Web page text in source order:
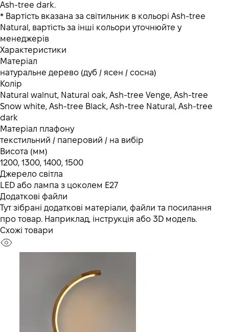
Аsh-tree dark.
* Вартість вказана за світильник в кольорі Аsh-tree
Natural, вартість за інші кольори уточнюйте у
менеджерів
Характеристики
Матеріал
натуральне дерево (дуб / ясен / сосна)
Колір
Natural walnut, Natural oak, Аsh-tree Venge, Аsh-tree
Snow white, Аsh-tree Black, Аsh-tree Natural, Аsh-tree
dark
Матеріал плафону
текстильний / паперовий / на вибір
Висота (мм)
1200, 1300, 1400, 1500
Джерело світла
LED або лампа з цоколем E27
Додаткові файли
Тут зібрані додаткові матеріали, файли та посилання
про товар. Наприклад, інструкція або 3D модель.
Схожі товари